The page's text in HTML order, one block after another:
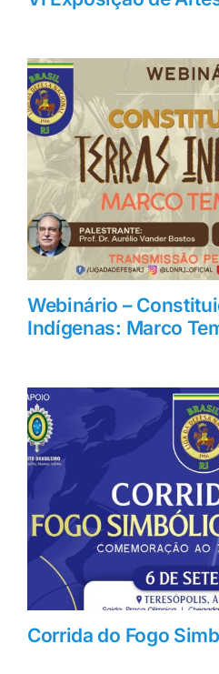
Webinário –
Indígenas: Marco
Corrida do Fogo